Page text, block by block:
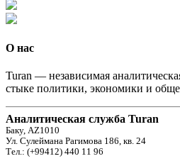
О нас
Turan — независимая
стыке политики, экономики и
Аналитическая служба Turan
Баку, AZ1010
Ул. Сулеймана Рагимова 186, кв. 24
Тел.: (+99412) 440 11 96